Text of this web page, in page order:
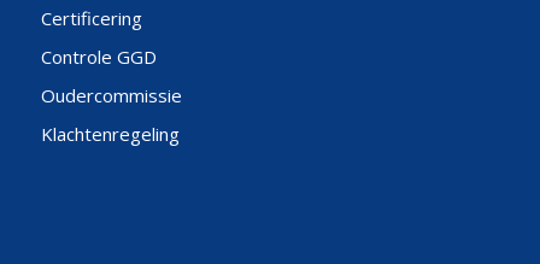
Certificering
Controle GGD
Oudercommissie
Klachtenregeling